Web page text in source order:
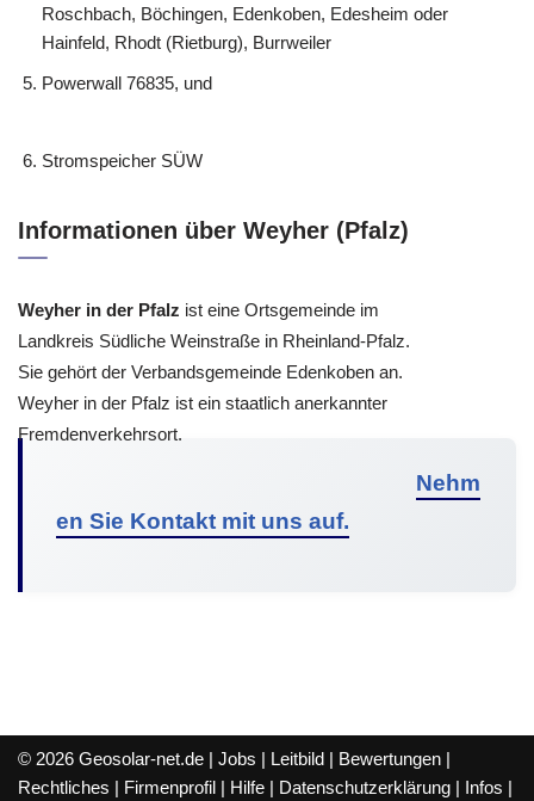
Roschbach, Böchingen, Edenkoben, Edesheim oder
Hainfeld, Rhodt (Rietburg), Burrweiler
Powerwall 76835, und
Stromspeicher SÜW
Informationen über Weyher (Pfalz)
Weyher in der Pfalz ist eine Ortsgemeinde im
Landkreis Südliche Weinstraße in Rheinland-Pfalz.
Sie gehört der Verbandsgemeinde Edenkoben an.
Weyher in der Pfalz ist ein staatlich anerkannter
Fremdenverkehrsort.
Nehm
en Sie Kontakt mit uns auf.
© 2026 Geosolar-net.de | Jobs | Leitbild | Bewertungen |
Rechtliches | Firmenprofil | Hilfe | Datenschutzerklärung | Infos |